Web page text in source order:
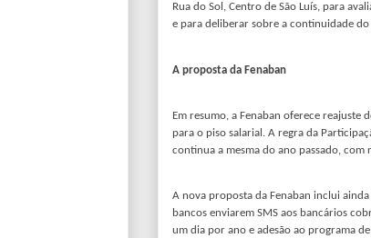
Rua do Sol, Centro de São Luís, para
e para deliberar sobre a continuidade
A proposta da Fenaban
Em resumo, a Fenaban oferece reajuste
para o piso salarial. A regra da
continua a mesma do ano passado, com
A nova proposta da Fenaban inclui
bancos enviarem SMS aos bancários
um dia por ano e adesão ao programa